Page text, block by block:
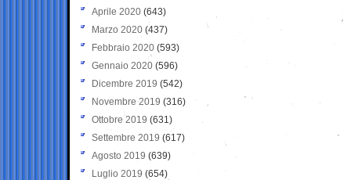
Aprile 2020 (643)
Marzo 2020 (437)
Febbraio 2020 (593)
Gennaio 2020 (596)
Dicembre 2019 (542)
Novembre 2019 (316)
Ottobre 2019 (631)
Settembre 2019 (617)
Agosto 2019 (639)
Luglio 2019 (654)